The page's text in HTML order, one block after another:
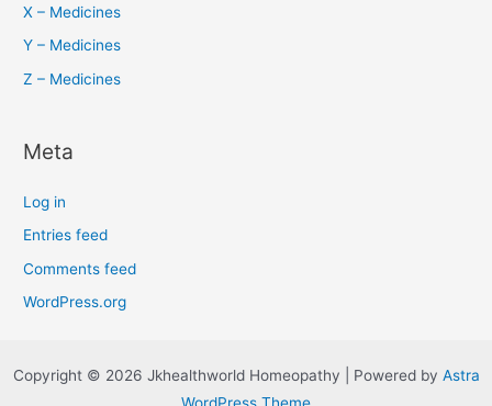
X – Medicines
Y – Medicines
Z – Medicines
Meta
Log in
Entries feed
Comments feed
WordPress.org
Copyright © 2026 Jkhealthworld Homeopathy | Powered by Astra
WordPress Theme